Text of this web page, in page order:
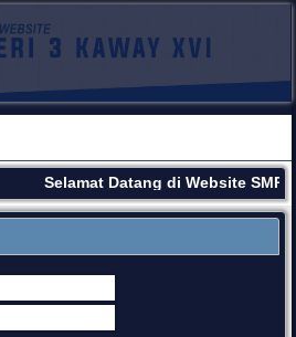
Selamat Datang di Website